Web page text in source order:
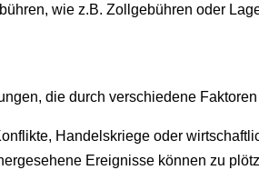
wie z.B. Zollgebühren oder
die durch verschiedene
Handelskriege oder
Ereignisse können zu